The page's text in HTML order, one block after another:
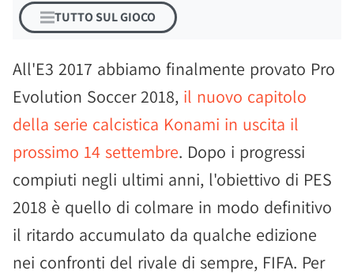
TUTTO SUL GIOCO
All'E3 2017 abbiamo finalmente provato Pro
Evolution Soccer 2018, il nuovo capitolo
della serie calcistica Konami in uscita il
prossimo 14 settembre. Dopo i progressi
compiuti negli ultimi anni, l'obiettivo di PES
2018 è quello di colmare in modo definitivo
il ritardo accumulato da qualche edizione
nei confronti del rivale di sempre, FIFA. Per